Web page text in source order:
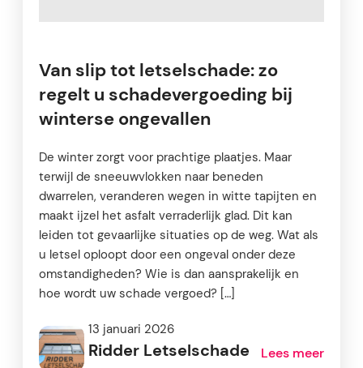
Van slip tot letselschade: zo
regelt u schadevergoeding bij
winterse ongevallen
De winter zorgt voor prachtige plaatjes. Maar
terwijl de sneeuwvlokken naar beneden
dwarrelen, veranderen wegen in witte tapijten en
maakt ijzel het asfalt verraderlijk glad. Dit kan
leiden tot gevaarlijke situaties op de weg. Wat als
u letsel oploopt door een ongeval onder deze
omstandigheden? Wie is dan aansprakelijk en
hoe wordt uw schade vergoed? […]
13 januari 2026
Ridder Letselschade Lees meer